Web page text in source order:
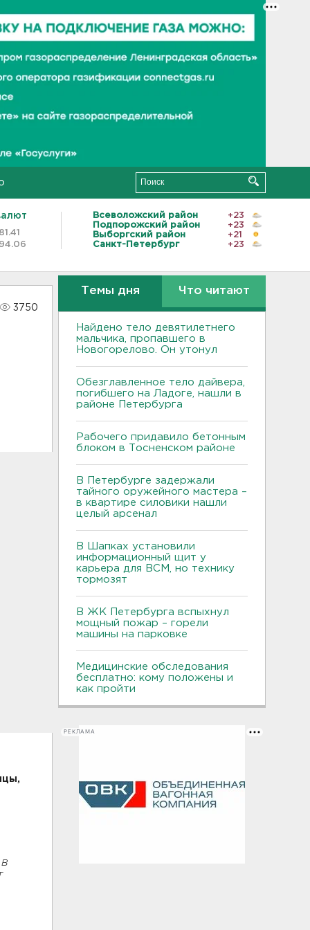
81.41
94.06
Всеволожский район
+23
Подпорожский район
+23
Выборгский район
+21
Санкт-Петербург
+23
3750
Темы дня Что читают
Найдено тело девятилетнего
мальчика, пропавшего в
Новогорелово. Он утонул
Обезглавленное тело дайвера,
погибшего на Ладоге, нашли в
районе Петербурга
Рабочего придавило бетонным
блоком в Тосненском районе
В Петербурге задержали
тайного оружейного мастера –
в квартире силовики нашли
целый арсенал
В Шапках установили
информационный щит у
карьера для ВСМ, но технику
тормозят
В ЖК Петербурга вспыхнул
мощный пожар – горели
машины на парковке
Медицинские обследования
бесплатно: кому положены и
как пройти
РЕКЛАМА